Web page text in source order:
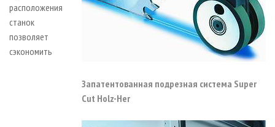
Запатентованная подрезная система Super
Cut Holz-Her
расположения
станок
позволяет
сэкономить